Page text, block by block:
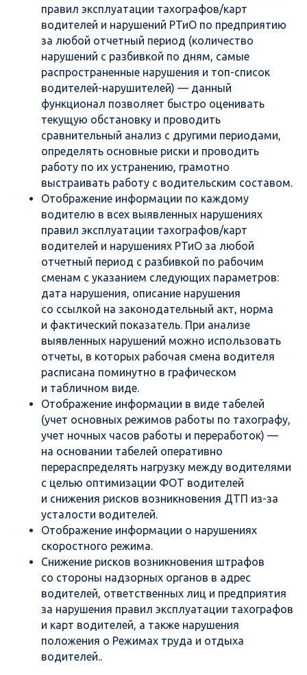
правил эксплуатации тахографов/карт
водителей и нарушений РТиО по предприятию
за любой отчетный период (количество
нарушений с разбивкой по дням, самые
распространенные нарушения и топ-список
водителей-нарушителей) — данный
функционал позволяет быстро оценивать
текущую обстановку и проводить
сравнительный анализ с другими периодами,
определять основные риски и проводить
работу по их устранению, грамотно
выстраивать работу с водительским составом.
Отображение информации по каждому
водителю в всех выявленных нарушениях
правил эксплуатации тахографов/карт
водителей и нарушениях РТиО за любой
отчетный период с разбивкой по рабочим
сменам с указанием следующих параметров:
дата нарушения, описание нарушения
со ссылкой на законодательный акт, норма
и фактический показатель. При анализе
выявленных нарушений можно использовать
отчеты, в которых рабочая смена водителя
расписана поминутно в графическом
и табличном виде.
Отображение информации в виде табелей
(учет основных режимов работы по тахографу,
учет ночных часов работы и переработок) —
на основании табелей оперативно
перераспределять нагрузку между водителями
с целью оптимизации ФОТ водителей
и снижения рисков возникновения ДТП из-за
усталости водителей.
Отображение информации о нарушениях
скоростного режима.
Снижение рисков возникновения штрафов
со стороны надзорных органов в адрес
водителей, ответственных лиц и предприятия
за нарушения правил эксплуатации тахографов
и карт водителей, а также нарушения
положения о Режимах труда и отдыха
водителей..